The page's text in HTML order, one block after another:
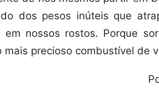
dos pesos inúteis que
nossos rostos. Porque
mais precioso combustível de